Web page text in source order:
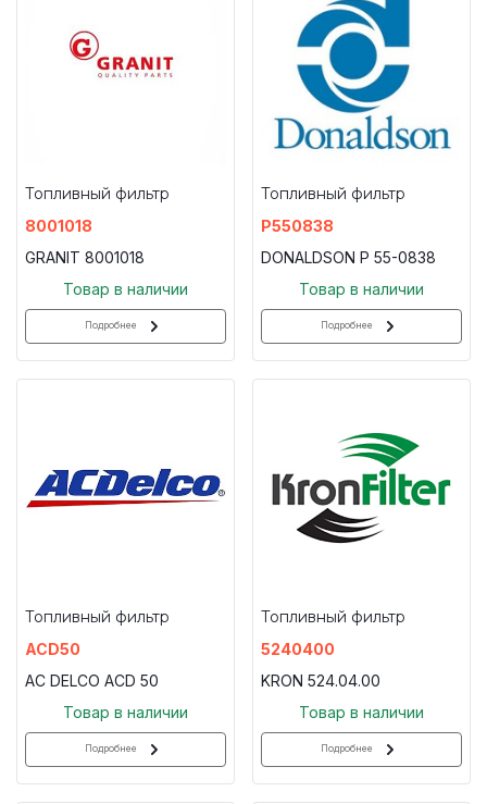
Топливный фильтр
8001018
GRANIT 8001018
Товар в наличии
Подробнее
Топливный фильтр
P550838
DONALDSON P 55-0838
Товар в наличии
Подробнее
Топливный фильтр
ACD50
AC DELCO ACD 50
Товар в наличии
Подробнее
Топливный фильтр
5240400
KRON 524.04.00
Товар в наличии
Подробнее